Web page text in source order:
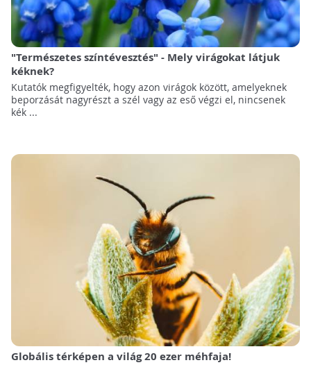
"Természetes színtévesztés" - Mely virágokat látjuk
kéknek?
Kutatók megfigyelték, hogy azon virágok között, amelyeknek
beporzását nagyrészt a szél vagy az eső végzi el, nincsenek
kék ...
Globális térképen a világ 20 ezer méhfaja!